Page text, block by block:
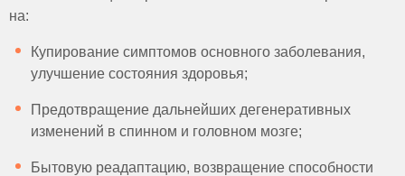
на:
Купирование симптомов основного заболевания,
улучшение состояния здоровья;
Предотвращение дальнейших дегенеративных
изменений в спинном и головном мозге;
Бытовую реадаптацию, возвращение способности